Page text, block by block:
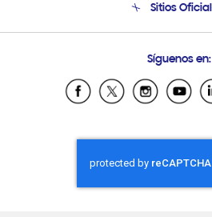
Condiciones de
Soporte vía
Sitios
Samsung
Samsung El
Samsung
Samsung
Samsung
Síguenos en: